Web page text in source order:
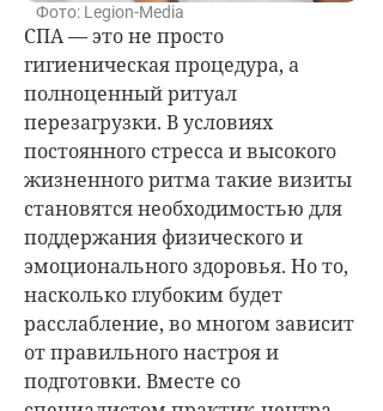
Фото: Legion-Media
СПА — это не просто
гигиеническая процедура, а
полноценный ритуал
перезагрузки. В условиях
постоянного стресса и высокого
жизненного ритма такие визиты
становятся необходимостью для
поддержания физического и
эмоционального здоровья. Но то,
насколько глубоким будет
расслабление, во многом зависит
от правильного настроя и
подготовки. Вместе со